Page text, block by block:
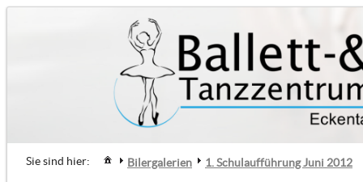
Sie sind hier: Bilergalerien 1. Schulaufführung Juni 2012